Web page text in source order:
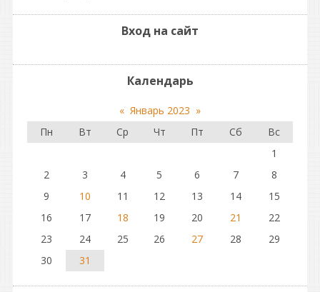
Вход на сайт
Календарь
« Январь 2023 »
Пн
Вт Ср Чт Пт Сб
Вс
1
2
3 4 5 6 7
8
9
10 11 12 13 14
15
16
17 18 19 20 21
22
23
24 25 26 27 28
29
30
31